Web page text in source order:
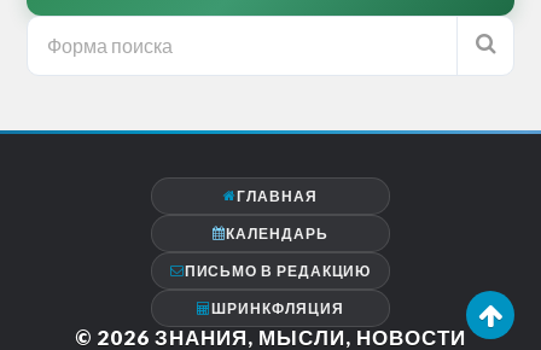
ГЛАВНАЯ
КАЛЕНДАРЬ
ПИСЬМО В РЕДАКЦИЮ
ШРИНКФЛЯЦИЯ
© 2026 ЗНАНИЯ, МЫСЛИ, НОВОСТИ